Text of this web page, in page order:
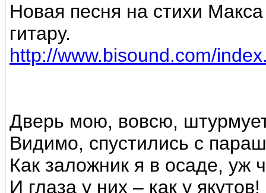
Новая песня на стихи
гитару.
http://www.bisound.com/
Дверь мою, вовсю,
Видимо, спустились с
Как заложник я в осаде, уж
И глаза у них – как у якутов!